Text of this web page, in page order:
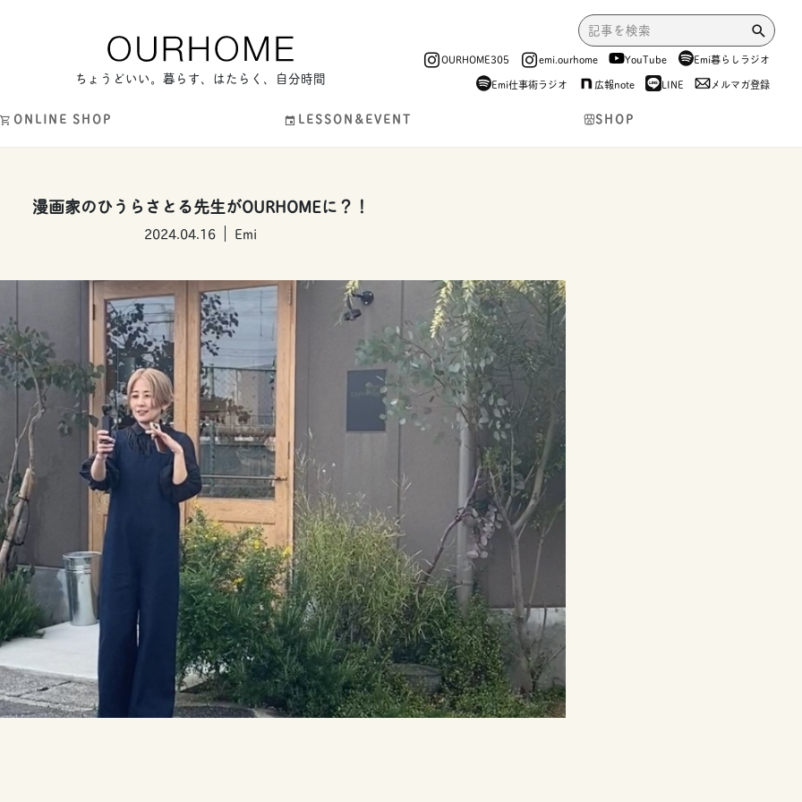
ちょうどいい。暮らす、はたらく、自分時間
OURHOME305 emi.ourhome YouTube
Emi暮らしラジオ
Emi仕事術ラジオ
広報note LINE メルマガ登録
ONLINE SHOP LESSON&EVENT SHOP
漫画家のひうらさとる先生がOURHOMEに？！
2024.04.16 Emi